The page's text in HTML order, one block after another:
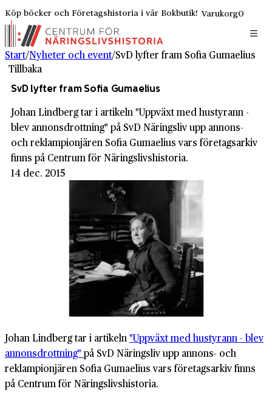
Köp böcker och Företagshistoria i vår Bokbutik! Varukorg0
Start/Nyheter och event/SvD lyfter fram Sofia Gumaelius
Tillbaka
SvD lyfter fram Sofia Gumaelius
Johan Lindberg tar i artikeln "Uppväxt med hustyrann -
blev annonsdrottning" på SvD Näringsliv upp annons-
och reklampionjären Sofia Gumaelius vars företagsarkiv
finns på Centrum för Näringslivshistoria.
14 dec. 2015
Johan Lindberg tar i artikeln"Uppväxt med hustyrann - blev
annonsdrottning" på SvD Näringsliv upp annons- och
reklampionjären Sofia Gumaelius vars företagsarkiv finns
på Centrum för Näringslivshistoria.